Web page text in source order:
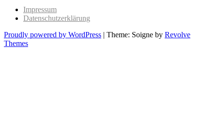
Impressum
Datenschutzerklärung
Proudly powered by WordPress | Theme: Soigne by Revolve
Themes